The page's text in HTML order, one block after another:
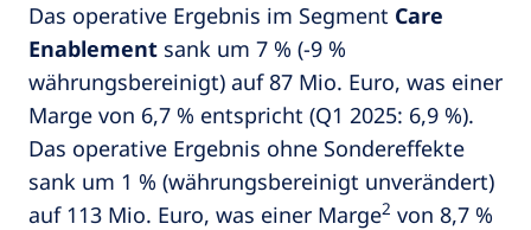
Das operative Ergebnis im Segment Care
Enablement sank um 7 % (-9 %
währungsbereinigt) auf 87 Mio. Euro, was einer
Marge von 6,7 % entspricht (Q1 2025: 6,9 %).
Das operative Ergebnis ohne Sondereffekte
sank um 1 % (währungsbereinigt unverändert)
auf 113 Mio. Euro, was einer Marge2 von 8,7 %